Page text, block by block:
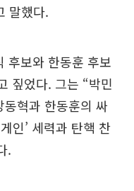
말했다.
후보와 한동훈 후보
짚었다. 그는 “박민
혁과 한동훈의 싸
인’ 세력과 탄핵 찬
.